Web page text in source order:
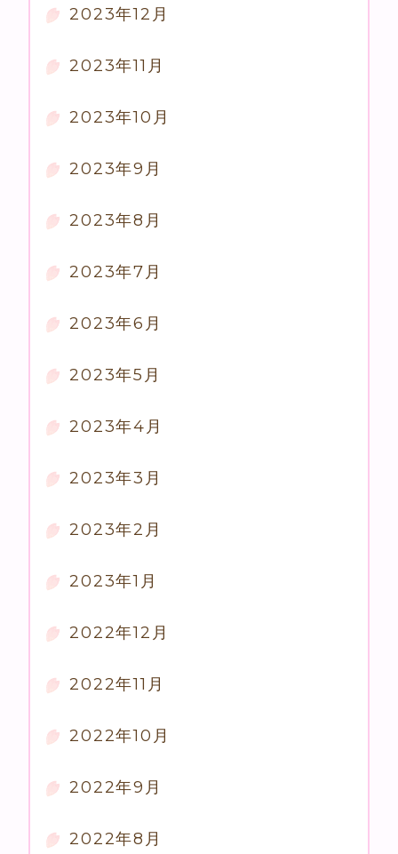
2023年12月
2023年11月
2023年10月
2023年9月
2023年8月
2023年7月
2023年6月
2023年5月
2023年4月
2023年3月
2023年2月
2023年1月
2022年12月
2022年11月
2022年10月
2022年9月
2022年8月